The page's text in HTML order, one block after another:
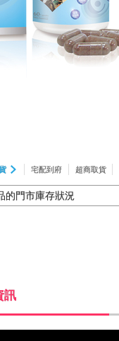
宅配到府 超商取貨
的門市庫存狀況
訊